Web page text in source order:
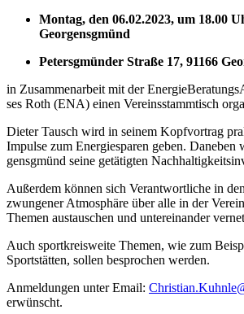
Montag, den 06.02.2023, um 18.00
Georgensgmünd
Peters­gmün­der Straße 17, 91166
in Zusam­men­ar­beit mit der
ses Roth (ENA) einen Vereins­stamm­tisch
Dieter Tausch wird in seinem Kopf­vor­trag
Impulse zum Ener­gie­spa­ren geben.
gens­gmünd seine getä­tig­ten
Außer­dem können sich Verant­wort­li­che in
zwun­ge­ner Atmo­sphäre über alle in der
Themen austau­schen und unter­ein­an­der
Auch sport­kreis­weite Themen, wie zum
Sport­stät­ten, sollen bespro­chen werden.
Anmel­dun­gen unter Email:
erwünscht.